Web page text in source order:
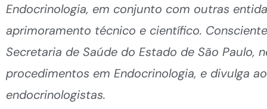
Endocrinologia, em conjunto com outras
aprimoramento técnico e científico.
Secretaria de Saúde do Estado de São Paulo,
procedimentos em Endocrinologia, e divulga
endocrinologistas.